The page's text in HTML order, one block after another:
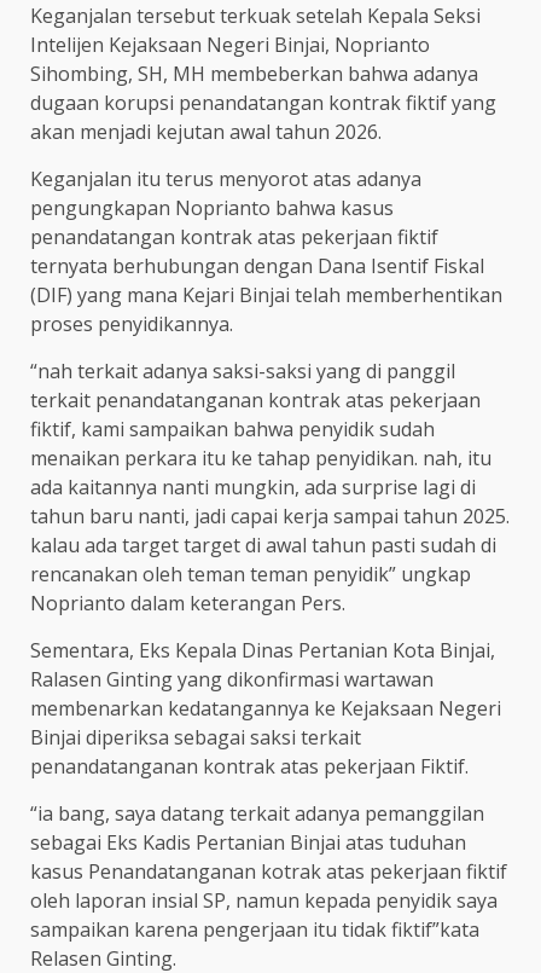
Keganjalan tersebut terkuak setelah Kepala Seksi
Intelijen Kejaksaan Negeri Binjai, Noprianto
Sihombing, SH, MH membeberkan bahwa adanya
dugaan korupsi penandatangan kontrak fiktif yang
akan menjadi kejutan awal tahun 2026.
Keganjalan itu terus menyorot atas adanya
pengungkapan Noprianto bahwa kasus
penandatangan kontrak atas pekerjaan fiktif
ternyata berhubungan dengan Dana Isentif Fiskal
(DIF) yang mana Kejari Binjai telah memberhentikan
proses penyidikannya.
“nah terkait adanya saksi-saksi yang di panggil
terkait penandatanganan kontrak atas pekerjaan
fiktif, kami sampaikan bahwa penyidik sudah
menaikan perkara itu ke tahap penyidikan. nah, itu
ada kaitannya nanti mungkin, ada surprise lagi di
tahun baru nanti, jadi capai kerja sampai tahun 2025.
kalau ada target target di awal tahun pasti sudah di
rencanakan oleh teman teman penyidik” ungkap
Noprianto dalam keterangan Pers.
Sementara, Eks Kepala Dinas Pertanian Kota Binjai,
Ralasen Ginting yang dikonfirmasi wartawan
membenarkan kedatangannya ke Kejaksaan Negeri
Binjai diperiksa sebagai saksi terkait
penandatanganan kontrak atas pekerjaan Fiktif.
“ia bang, saya datang terkait adanya pemanggilan
sebagai Eks Kadis Pertanian Binjai atas tuduhan
kasus Penandatanganan kotrak atas pekerjaan fiktif
oleh laporan insial SP, namun kepada penyidik saya
sampaikan karena pengerjaan itu tidak fiktif”kata
Relasen Ginting.